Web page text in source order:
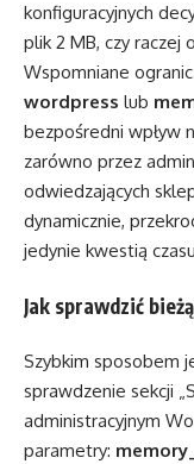
konfiguracyjnych
plik 2 MB, czy raczej
Wspomniane
wordpress lub
bezpośredni wpływ
zarówno przez
odwiedzających
dynamicznie,
jedynie kwestią
Jak sprawdzić
Szybkim sposobem
sprawdzenie sekcji
administracyjnym
parametry: